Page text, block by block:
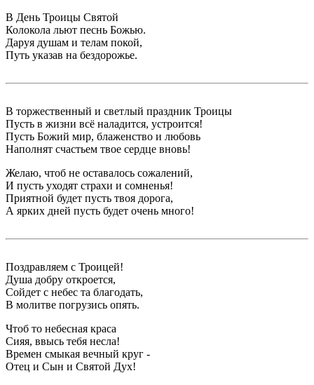
В День Троицы Святой
Колокола льют песнь Божью.
Даруя душам и телам покой,
Путь указав на бездорожье.
В торжественный и светлый праздник Троицы
Пусть в жизни всё наладится, устроится!
Пусть Божий мир, блаженство и любовь
Наполнят счастьем твое сердце вновь!
Желаю, чтоб не оставалось сожалений,
И пусть уходят страхи и сомненья!
Приятной будет пусть твоя дорога,
А ярких дней пусть будет очень много!
Поздравляем с Троицей!
Душа добру откроется,
Сойдет с небес та благодать,
В молитве погрузись опять.
Чтоб то небесная краса
Сияя, ввысь тебя несла!
Времен смыкая вечный круг -
Отец и Сын и Святой Дух!